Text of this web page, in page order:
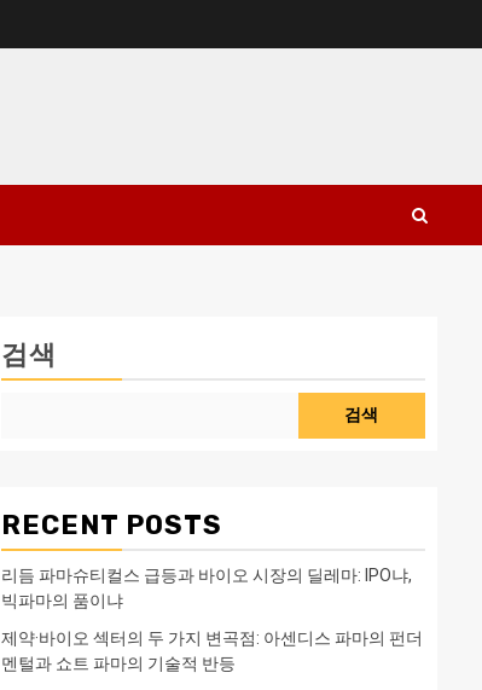
검색
검색
RECENT POSTS
리듬 파마슈티컬스 급등과 바이오 시장의 딜레마: IPO냐,
빅파마의 품이냐
제약·바이오 섹터의 두 가지 변곡점: 아센디스 파마의 펀더
멘털과 쇼트 파마의 기술적 반등